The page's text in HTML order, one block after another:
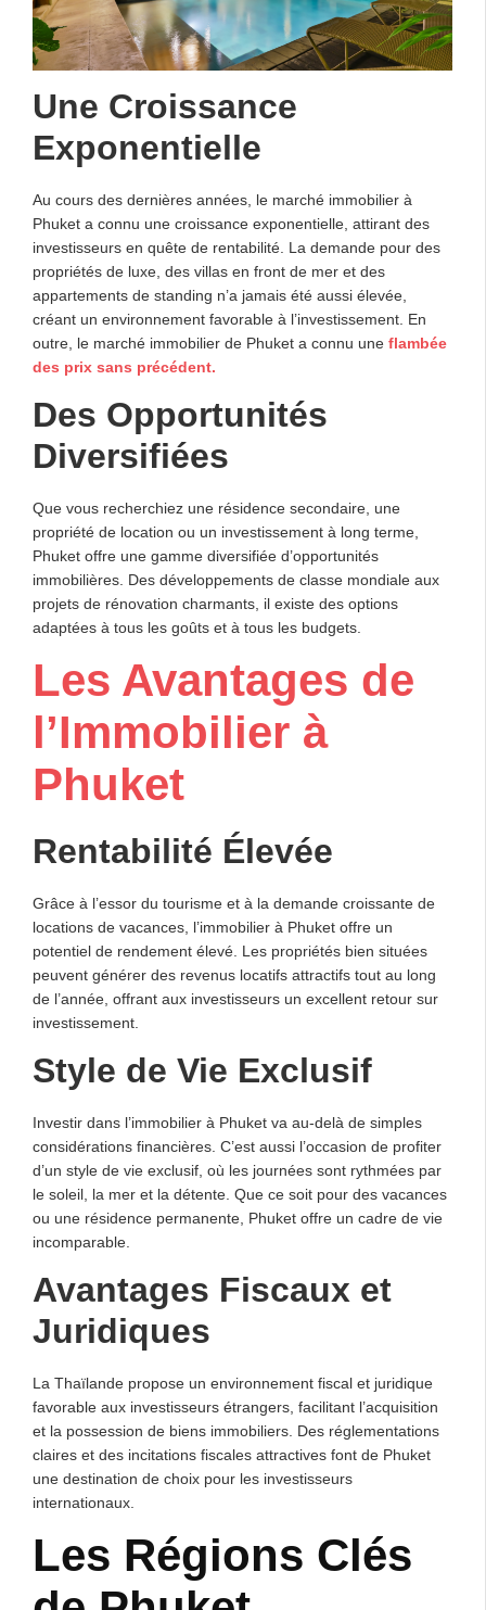
Une Croissance
Exponentielle
Au cours des dernières années, le marché immobilier à
Phuket a connu une croissance exponentielle, attirant des
investisseurs en quête de rentabilité. La demande pour des
propriétés de luxe, des villas en front de mer et des
appartements de standing n’a jamais été aussi élevée,
créant un environnement favorable à l’investissement. En
outre, le marché immobilier de Phuket a connu une flambée
des prix sans précédent.
Des Opportunités
Diversifiées
Que vous recherchiez une résidence secondaire, une
propriété de location ou un investissement à long terme,
Phuket offre une gamme diversifiée d’opportunités
immobilières. Des développements de classe mondiale aux
projets de rénovation charmants, il existe des options
adaptées à tous les goûts et à tous les budgets.
Les Avantages de
l’Immobilier à
Phuket
Rentabilité Élevée
Grâce à l’essor du tourisme et à la demande croissante de
locations de vacances, l’immobilier à Phuket offre un
potentiel de rendement élevé. Les propriétés bien situées
peuvent générer des revenus locatifs attractifs tout au long
de l’année, offrant aux investisseurs un excellent retour sur
investissement.
Style de Vie Exclusif
Investir dans l’immobilier à Phuket va au-delà de simples
considérations financières. C’est aussi l’occasion de profiter
d’un style de vie exclusif, où les journées sont rythmées par
le soleil, la mer et la détente. Que ce soit pour des vacances
ou une résidence permanente, Phuket offre un cadre de vie
incomparable.
Avantages Fiscaux et
Juridiques
La Thaïlande propose un environnement fiscal et juridique
favorable aux investisseurs étrangers, facilitant l’acquisition
et la possession de biens immobiliers. Des réglementations
claires et des incitations fiscales attractives font de Phuket
une destination de choix pour les investisseurs
internationaux.
Les Régions Clés